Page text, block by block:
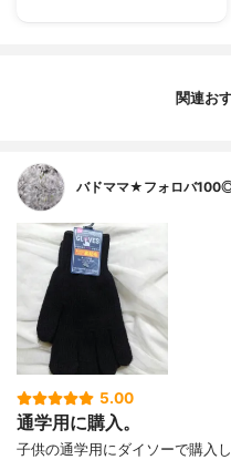
関連お
バドママ★フォロバ
5.00
通学用に購入。
子供の通学用にダイソーで購入